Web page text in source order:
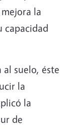
la
capacidad
suelo, éste
la
la
de